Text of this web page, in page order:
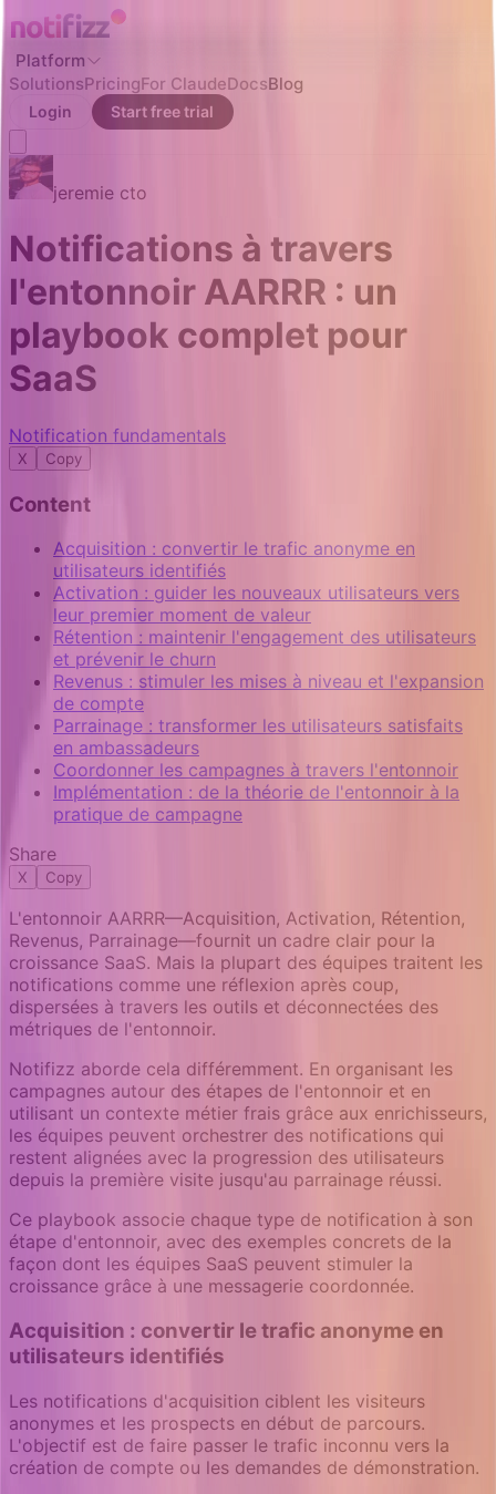
Platform
SolutionsPricingFor ClaudeDocsBlog
Login Start free trial
jeremie cto
Notifications à travers
l'entonnoir AARRR : un
playbook complet pour
SaaS
Notification fundamentals
X Copy
Content
Acquisition : convertir le trafic anonyme en
utilisateurs identifiés
Activation : guider les nouveaux utilisateurs vers
leur premier moment de valeur
Rétention : maintenir l'engagement des utilisateurs
et prévenir le churn
Revenus : stimuler les mises à niveau et l'expansion
de compte
Parrainage : transformer les utilisateurs satisfaits
en ambassadeurs
Coordonner les campagnes à travers l'entonnoir
Implémentation : de la théorie de l'entonnoir à la
pratique de campagne
Share
X Copy
L'entonnoir AARRR—Acquisition, Activation, Rétention,
Revenus, Parrainage—fournit un cadre clair pour la
croissance SaaS. Mais la plupart des équipes traitent les
notifications comme une réflexion après coup,
dispersées à travers les outils et déconnectées des
métriques de l'entonnoir.
Notifizz aborde cela différemment. En organisant les
campagnes autour des étapes de l'entonnoir et en
utilisant un contexte métier frais grâce aux enrichisseurs,
les équipes peuvent orchestrer des notifications qui
restent alignées avec la progression des utilisateurs
depuis la première visite jusqu'au parrainage réussi.
Ce playbook associe chaque type de notification à son
étape d'entonnoir, avec des exemples concrets de la
façon dont les équipes SaaS peuvent stimuler la
croissance grâce à une messagerie coordonnée.
Acquisition : convertir le trafic anonyme en
utilisateurs identifiés
Les notifications d'acquisition ciblent les visiteurs
anonymes et les prospects en début de parcours.
L'objectif est de faire passer le trafic inconnu vers la
création de compte ou les demandes de démonstration.